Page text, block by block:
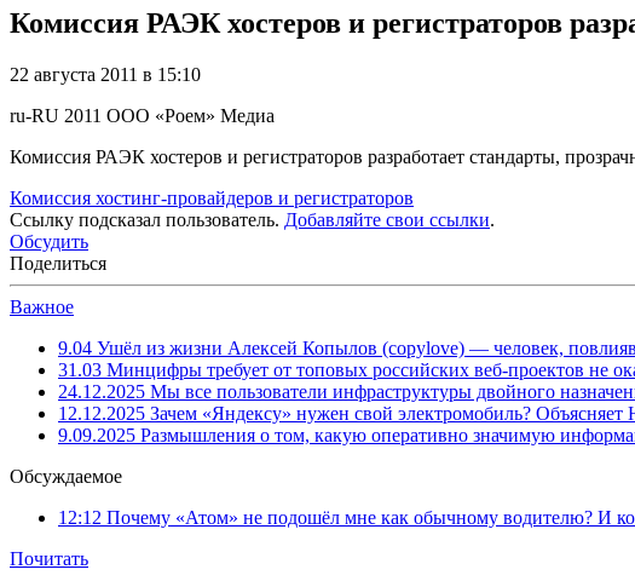
Комиссия РАЭК хостеров и регистраторов
22 августа 2011 в 15:10
ru-RU 2011 ООО «Роем» Медиа
Комиссия РАЭК хостеров и регистраторов разработает стандарты,
Комиссия хостинг-провайдеров и регистраторов
Ссылку подсказал пользователь. Добавляйте свои ссылки.
Обсудить
Поделиться
Важное
9.04 Ушёл из жизни Алексей Копылов (copylove) — человек,
31.03 Минцифры требует от топовых российских веб-проектов не
24.12.2025 Мы все пользователи инфраструктуры двойного
12.12.2025 Зачем «Яндексу» нужен свой электромобиль?
9.09.2025 Размышления о том, какую оперативно значимую
Обсуждаемое
12:12 Почему «Атом» не подошёл мне как обычному водителю? И
Почитать